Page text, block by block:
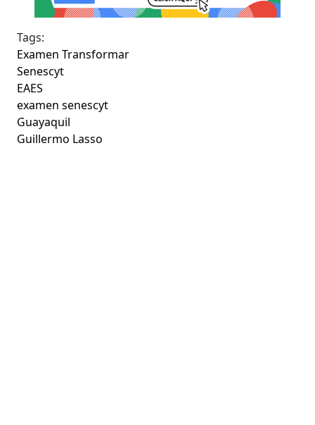
Tags:
Examen Transformar
Senescyt
EAES
examen senescyt
Guayaquil
Guillermo Lasso